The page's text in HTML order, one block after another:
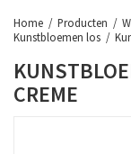
Home Producten
Kunstbloemen los
CREME